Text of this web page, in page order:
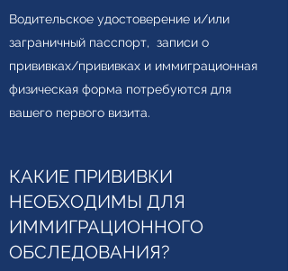
Водительское удостоверение и/или
заграничный пасспорт, записи о
прививках/прививках и иммиграционная
физическая форма потребуются для
вашего первого визита.
КАКИЕ ПРИВИВКИ
НЕОБХОДИМЫ ДЛЯ
ИММИГРАЦИОННОГО
ОБСЛЕДОВАНИЯ?